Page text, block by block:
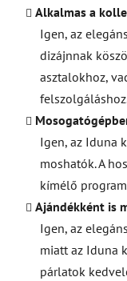
Alkalmas a
Igen, az
dizájnnak
asztalokhoz,
Igen, az Iduna
moshatók. A
kímélő
Ajándékként is
Igen, az
miatt az Iduna
párlatok